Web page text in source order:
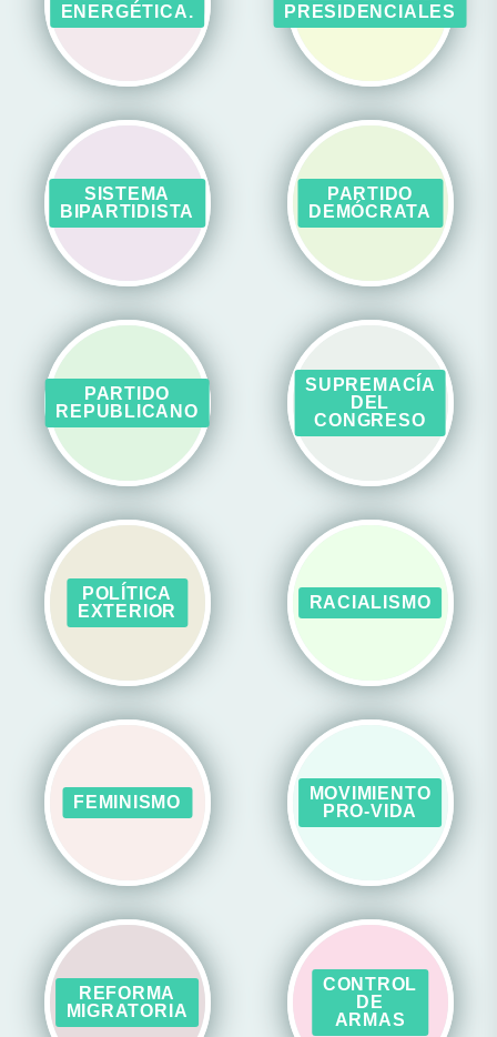
ENERGÉTICA.
PRESIDENCIALES
SISTEMA
BIPARTIDISTA
PARTIDO
DEMÓCRATA
PARTIDO
REPUBLICANO
SUPREMACÍA
DEL
CONGRESO
POLÍTICA
EXTERIOR
RACIALISMO
FEMINISMO
MOVIMIENTO
PRO-VIDA
REFORMA
MIGRATORIA
CONTROL
DE
ARMAS